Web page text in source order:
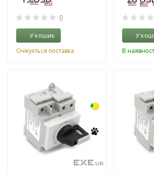
0
У кошик
Очікується поставка
У
В